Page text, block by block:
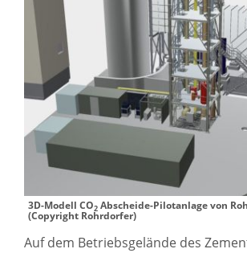
3D-Modell CO2 Abscheide-Pilotanlage von
(Copyright Rohrdorfer)
Auf dem Betriebsgelände des